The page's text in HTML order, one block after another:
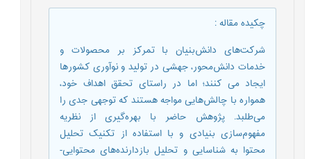
چکیده مقاله:
شرکت‌های دانش‌بنیان با تمرکز بر محصولات و
خدمات دانش‌محور، جهشی در تولید و نوآوری کشورها
ایجاد می کنند؛ اما در راستای تحقق اهداف خود،
همواره با چالش‌هایی مواجه هستند که توجهی جدی را
می‌طلبد. پژوهش حاضر با بهره‌گیری از نظریه
مفهوم‌سازی بنیادی و با استفاده از تکنیک تحلیل
محتوا به شناسایی و تحلیل بازدارنده‌های محتوایی-